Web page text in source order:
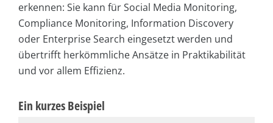
erkennen: Sie kann für Social Media Monitoring,
Compliance Monitoring, Information Discovery
oder Enterprise Search eingesetzt werden und
übertrifft herkömmliche Ansätze in Praktikabilität
und vor allem Effizienz.
Ein kurzes Beispiel